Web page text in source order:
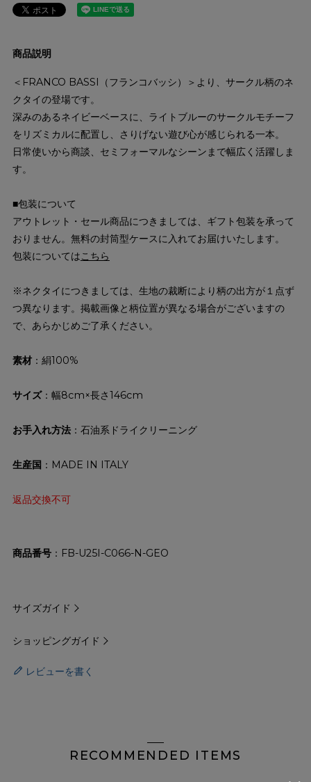
商品説明
＜FRANCO BASSI（フランコバッシ）＞より、サークル柄のネ
クタイの登場です。
深みのあるネイビーベースに、ライトブルーのサークルモチーフ
をリズミカルに配置し、さりげない遊び心が感じられる一本。
日常使いから商談、セミフォーマルなシーンまで幅広く活躍しま
す。
■包装について
アウトレット・セール商品につきましては、ギフト包装を承って
おりません。無料の封筒型ケースに入れてお届けいたします。
包装についてはこちら
※ネクタイにつきましては、生地の裁断により柄の出方が１点ず
つ異なります。掲載画像と柄位置が異なる場合がございますの
で、あらかじめご了承ください。
素材：絹100%
サイズ：幅8cm×長さ146cm
お手入れ方法：石油系ドライクリーニング
生産国 ：MADE IN ITALY
返品交換不可
商品番号 FB-U25I-C066-N-GEO
サイズガイド
ショッピングガイド
レビューを書く
RECOMMENDED ITEMS